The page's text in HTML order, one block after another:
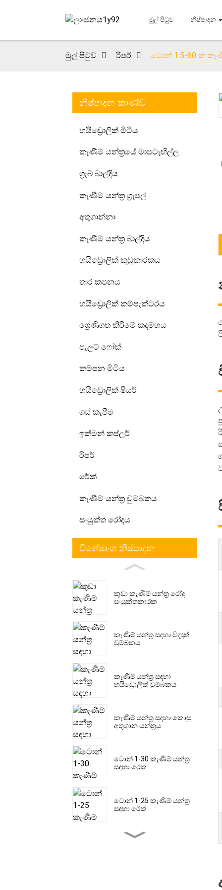
මුල් පිටුව නිෂ්පාදන
මුල් පිටුව රිපර් ටොන් 1.5-60 ක
නිෂ්පාදන කාණ්ඩ
හයිඩ්‍රොලික් මිටිය
කැණීම් යන්ත්‍රයේ මාපටැඟිල්ල
ග්‍රැබ් බාල්දිය
කැණීම් යන්ත්‍ර ග්‍රැපල්
අතුගාන්නා
කැණීම් යන්ත්‍ර බාල්දිය
හයිඩ්‍රොලික් කුඩුකාරකය
තාර කපනය
හයිඩ්‍රොලික් කම්පැක්ටරය
ශ්‍රේණිගත කිරීමේ කදම්භය
පැලට් ෆෝක්
කම්පන මිටිය
හයිඩ්‍රොලික් ෂියර්
ගස් කැපීම
ඉක්මන් කප්ලර්
රිපර්
රේක්
කැණීම් යන්ත්‍ර චුම්බකය
සංයුක්ත රෝදය
විශේෂාංග නිෂ්පාදන
කුඩා කැණීම් යන්ත්‍ර රෝද
සංයුක්තකාරක
කැණීම් යන්ත්‍ර සඳහා විද්‍යුත්
චුම්බකය
කැණීම් යන්ත්‍ර සඳහා
හයිඩ්‍රොලික් චුම්බකය
කැණීම් යන්ත්‍ර සඳහා කොසු
අතුගාන යන්ත්‍රය
ටොන් 1-30 කැණීම් යන්ත්‍ර
සඳහා රේක්
ටොන් 1-25 කැණීම් යන්ත්‍ර
සඳහා රේක්